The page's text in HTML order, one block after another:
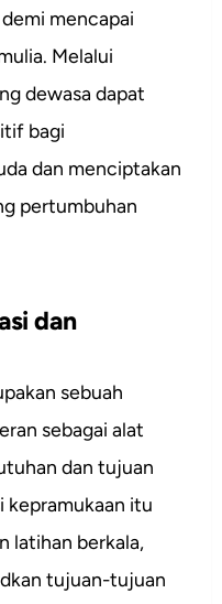
mencapai
Melalui
dewasa dapat
bagi
dan menciptakan
pertumbuhan
dan
sebuah
sebagai alat
dan tujuan
kepramukaan itu
latihan berkala,
tujuan-tujuan